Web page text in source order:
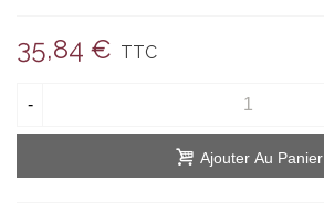
35,84 € TTC
-
Ajouter Au Panier